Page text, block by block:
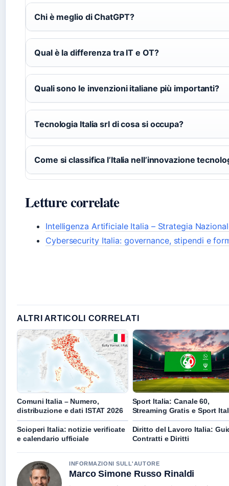
Chi è meglio di ChatGPT?
Qual è la differenza tra IT e OT?
Quali sono le invenzioni italiane più importanti?
Tecnologia Italia srl di cosa si occupa?
Come si classifica l’Italia nell’innovazione
Letture correlate
Intelligenza Artificiale Italia – Strategia
Cybersecurity Italia: governance, stipendi e
ALTRI ARTICOLI CORRELATI
Comuni Italia – Numero,
distribuzione e dati ISTAT 2026
Sport Italia: Canale 60,
Streaming Gratis e Sport
Scioperi Italia: notizie verificate
e calendario ufficiale
Diritto del Lavoro Italia:
Contratti e Diritti
INFORMAZIONI SULL'AUTORE
Marco Simone Russo Rinaldi